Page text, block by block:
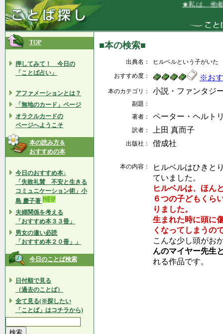
★私は、他者
TOP
押してみて！ 今日の
「ことば占い」
アファメーションとは？
「無地のカード」ページ
オラクルカードの
ページへようこそ
本の読み方＆
おすすめの本
今日のおすすめ本↓
「失敗礼賛 不安と生きる
コミュニケーション術」小
島 慶子著
夫婦関係を考える
「おすすめ本３３冊」
男女の違い必読
「おすすめ本２０冊」」
今日のことば検索
日付順で見る
（過去のことば）
全て見る(※探したい
「ことば」はコチラから)
■本の検索■
出典名：
ヒルベルという子がいた
おすすめ度：
※お
本のカテゴリ： 小説・ファンタジ
副題：
著者：
ペーター・ヘルト
訳者： 上田 真而子
出版社： 偕成社
本の内容：
ヒルベルはひきと
ていました。
ヒルベルは、ほん
６つの子どもくら
りました。
生まれた時に頭に
くなってしまうの
こんな少し頭がお
んのマイヤー先生
れる作品です。